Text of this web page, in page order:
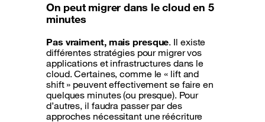
On peut migrer dans le cloud en 5
minutes
Pas vraiment, mais presque. Il existe
différentes stratégies pour migrer vos
applications et infrastructures dans le
cloud. Certaines, comme le « lift and
shift » peuvent effectivement se faire en
quelques minutes (ou presque). Pour
d’autres, il faudra passer par des
approches nécessitant une réécriture